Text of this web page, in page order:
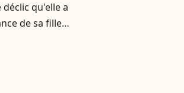
qu'elle a
de sa fille